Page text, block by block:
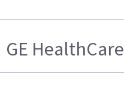
GE HealthCare